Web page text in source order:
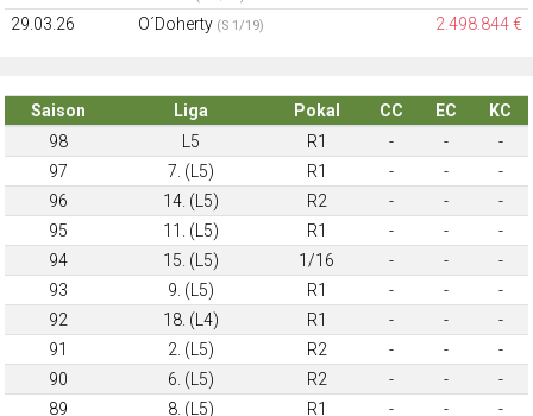
29.03.26
O´Doherty (S 1/19) 2.498.844 €
Saison Liga Pokal CC EC
KC
98
L5 R1 - -
-
97
7. (L5) R1 - -
-
96
14. (L5) R2 - -
-
95
11. (L5) R1 - -
-
94
15. (L5) 1/16 - -
-
93
9. (L5) R1 - -
-
92
18. (L4) R1 - -
-
91
2. (L5) R2 - -
-
90
6. (L5) R2 - -
-
89
8. (L5) R1 - -
-